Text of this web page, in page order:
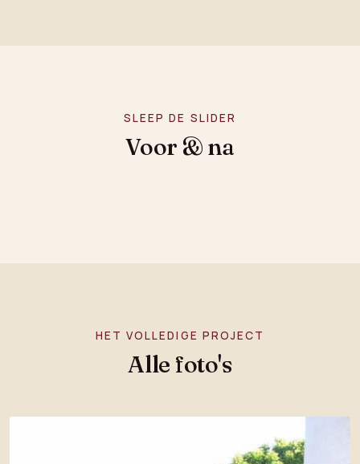
SLEEP DE SLIDER
Voor & na
HET VOLLEDIGE PROJECT
Alle foto's